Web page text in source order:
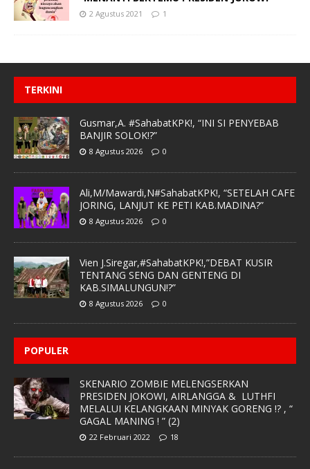
2 Agustus 2021 1
TERKINI
Gusmar,A. #SahabatKPK!, “INI SI PENYEBAB
BANJIR SOLOK!?”
8 Agustus 2026 0
Ali,M/Mawardi,N#SahabatKPK!, “SETELAH CAFE
JORING, LANJUT KE PETI KAB.MADINA?”
8 Agustus 2026 0
Vien J.Siregar,#SahabatKPK!,”DEBAT KUSIR
TENTANG SENG DAN GENTENG DI
KAB.SIMALUNGUN!?”
8 Agustus 2026 0
POPULER
SKENARIO ZOMBIE MELENGSERKAN
PRESIDEN JOKOWI, AIRLANGGA & LUTHFI
MELALUI KELANGKAAN MINYAK GORENG !? , “
GAGAL MANING ! ” (2)
22 Februari 2022 18